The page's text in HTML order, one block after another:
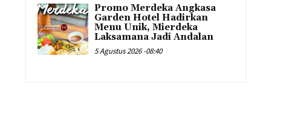
Promo Merdeka Angkasa
Garden Hotel Hadirkan
Menu Unik, Mierdeka
Laksamana Jadi Andalan
5 Agustus 2026 -08:40